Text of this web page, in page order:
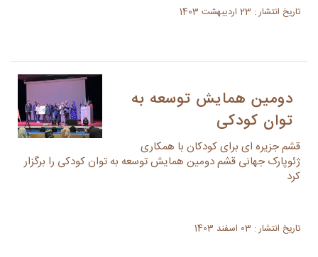
تاریخ انتشار : 23 اردیبهشت 1403
دومین همایش توسعه به
توان کودکی
قشم جزیره ای برای کودکان با همکاری
ژئوپارک جهانی قشم دومین همایش توسعه به توان کودکی را برگزار
کرد
تاریخ انتشار : 03 اسفند 1403